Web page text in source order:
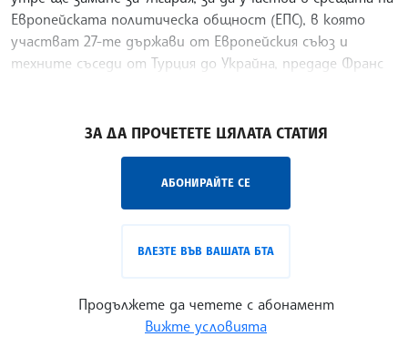
Европейската политическа общност (ЕПС), в която
участват 27-те държави от Европейския съюз и
техните съседи от Турция до Украйна, предаде Франс
ЗА ДА ПРОЧЕТЕТЕ ЦЯЛАТА СТАТИЯ
АБОНИРАЙТЕ СЕ
ВЛЕЗТЕ ВЪВ ВАШАТА БТА
Продължете да четете с абонамент
Вижте условията